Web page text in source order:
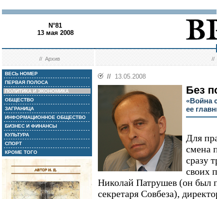
N°81
13 мая 2008
//Архив //
ВЕСЬ НОМЕР
ПЕРВАЯ ПОЛОСА
ПОЛИТИКА И ЭКОНОМИКА
ОБЩЕСТВО
ЗАГРАНИЦА
ИНФОРМАЦИОННОЕ ОБЩЕСТВО
БИЗНЕС И ФИНАНСЫ
КУЛЬТУРА
СПОРТ
КРОМЕ ТОГО
// 13.05.2008
Без
«Война
ее
Для
смена
сразу
своих
Николай Патрушев (он был
секретаря Совбеза),